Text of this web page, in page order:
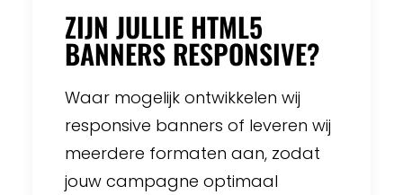
ZIJN JULLIE HTML5
BANNERS RESPONSIVE?
Waar mogelijk ontwikkelen wij
responsive banners of leveren wij
meerdere formaten aan, zodat
jouw campagne optimaal